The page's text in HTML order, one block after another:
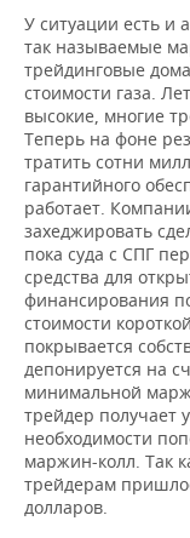
У ситуации есть и
так называемые
трейдинговые
стоимости газа.
высокие, многие
Теперь на фоне
тратить сотни
гарантийного
работает.
захеджировать
пока суда с СПГ
средства для
финансирования
стоимости
покрывается
депонируется на
минимальной
трейдер получает
необходимости
маржин-колл. Так
трейдерам
долларов.